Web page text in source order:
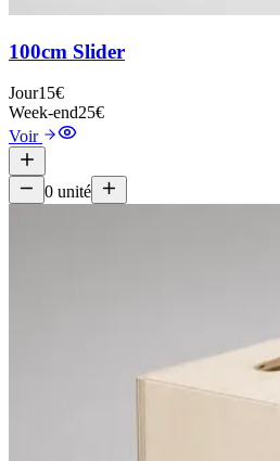
100cm Slider
Jour15€
Week-end25€
Voir
0 unité